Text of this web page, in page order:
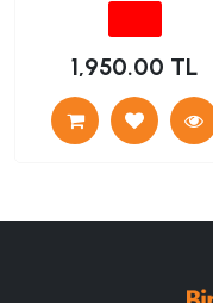
1,950.00 TL